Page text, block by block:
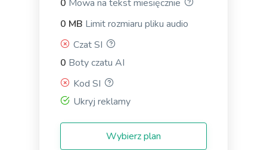
Short your content in a different voice and style to
Quora Answers
Zawodowiec
0 Mowa na tekst miesięcznie
0 MB Limit rozmiaru pliku audio
Czat SI
0 Boty czatu AI
Kod SI
Ukryj reklamy
Wybierz plan